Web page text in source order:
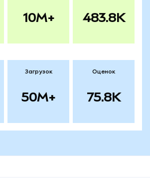
10M+ 483.8K
Загрузок
50M+
Оценок
75.8K